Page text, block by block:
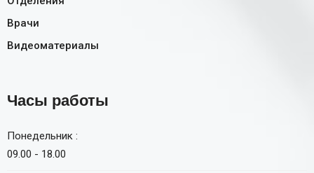
Врачи
Видеоматериалы
Часы работы
Понедельник :
09.00 - 18.00